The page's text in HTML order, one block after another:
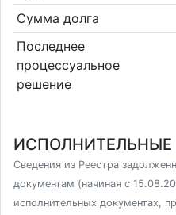
Сумма долга
Последнее
процессуальное
решение
Сведения из Реестра
документам (начиная с
исполнительных документах,